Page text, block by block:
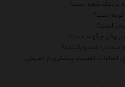
نزدیک شده است؟
کرده است؟
است؟
چگونه است؟
است یا امیدوارکننده؟
اطلاعات اهمیت بیشتری از نمایش